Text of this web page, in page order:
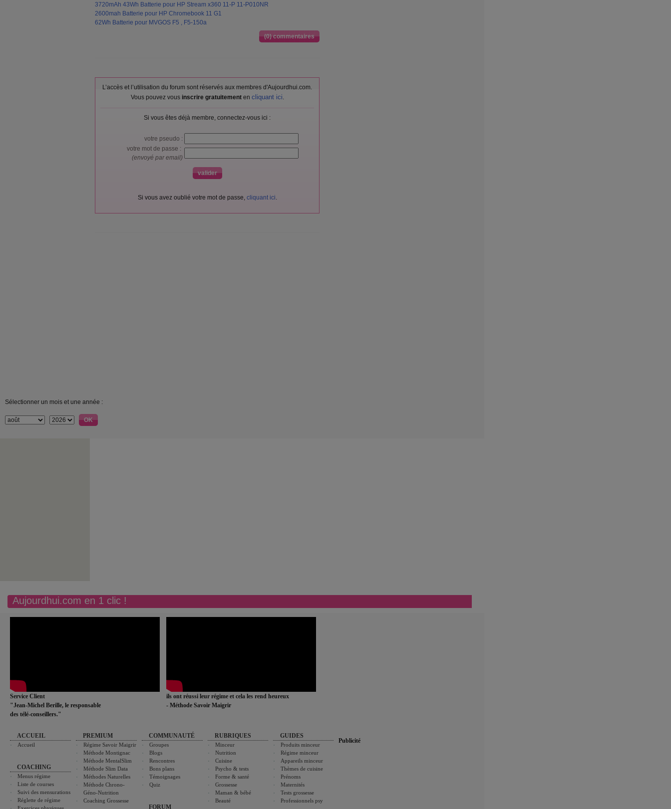
3720mAh 43Wh Batterie pour HP Stream x360 11-P 11-P010NR
2600mah Batterie pour HP Chromebook 11 G1
62Wh Batterie pour MVGOS F5 , F5-150a
(0) commentaires
L’accès et l’utilisation du forum sont réservés aux membres d'Aujourdhui.com.
Vous pouvez vous inscrire gratuitementen cliquant ici.
Si vous êtes déjà membre, connectez-vous ici :
votre pseudo :
votre mot de passe :
(envoyé par email)
Si vous avez oublié votre mot de passe, cliquant ici.
Sélectionner un mois et une année :
Aujourdhui.com en 1 clic !
Service Client
"Jean-Michel Berille, le responsable
des télé-conseillers."
ils ont réussi leur régime et cela les rend heureux
- Méthode Savoir Maigrir
ACCUEIL
Accueil
COACHING
Menus régime
Liste de courses
Suivi des mensurations
Réglette de régime
PREMIUM
Régime Savoir Maigrir
Méthode Montignac
Méthode MentalSlim
Méthode Slim Data
Méthodes Naturelles
Méthode Chrono-
Géno-Nutrition
Coaching Grossesse
COMMUNAUTÉ
Groupes
Blogs
Rencontres
Bons plans
Témoignages
Quiz
FORUM
RUBRIQUES
Minceur
Nutrition
Cuisine
Psycho & tests
Forme & santé
Grossesse
Maman & bébé
Beauté
GUIDES
Produits minceur
Régime minceur
Appareils minceur
Thèmes de cuisine
Prénoms
Maternités
Tests grossesse
Professionnels psy
Publicité